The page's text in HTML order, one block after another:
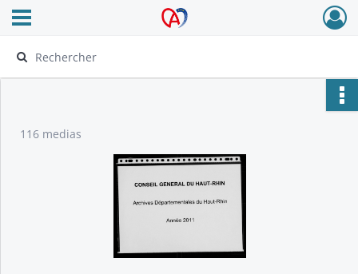
Archives Alsace - Colmar
Ouvrir le menu déroulant
116 medias